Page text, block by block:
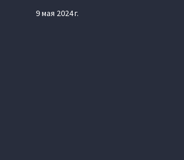
9 мая 2024 г.